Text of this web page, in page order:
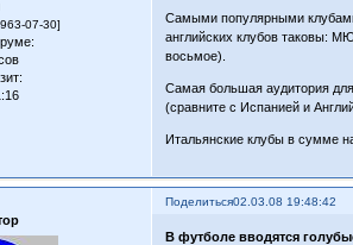
07-30]
Самыми популярными
английских клубов таковы:
восьмое).
Самая большая аудитория
(сравните с Испанией и
Итальянские клубы в сумме
Поделиться02.03.08 19:48:42
В футболе вводятся